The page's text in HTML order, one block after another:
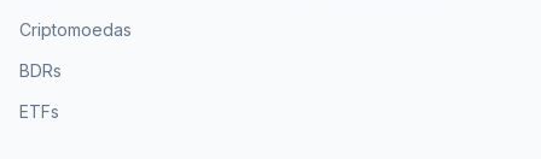
Criptomoedas
BDRs
ETFs